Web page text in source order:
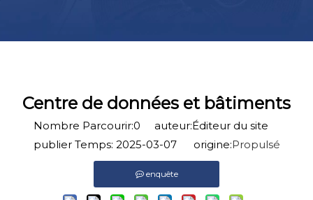
Centre de données et bâtiments
Nombre Parcourir:0 auteur:Éditeur du site
publier Temps: 2025-03-07 origine:Propulsé
enquête